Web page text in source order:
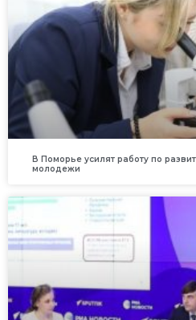
В Поморье усилят работу по
молодежи